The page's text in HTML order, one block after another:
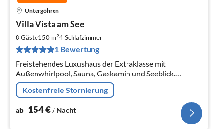
Untergöhren
Villa Vista am See
8 Gäste150 m24Schlafzimmer
1 Bewertung
Freistehendes Luxushaus der Extraklasse mit
Außenwhirlpool, Sauna, Gaskamin und Seeblick.
Haustiere sind willkommen. Die Seevilla hat ein großes
Herz für Kinder !!
Kostenfreie Stornierung
ab 154€/ Nacht